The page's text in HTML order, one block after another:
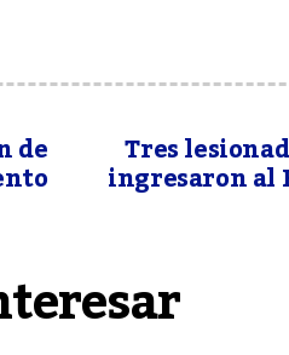
de Tres
ingresaron al